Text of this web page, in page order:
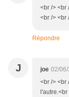
<br /> <br
<br /> <br
Répondre
J joe 02/
<br /> <br